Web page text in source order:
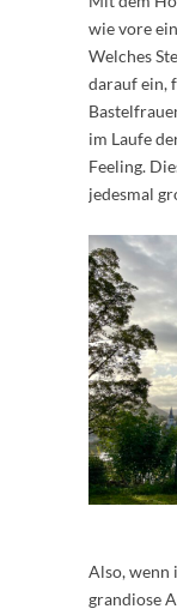
wie vore
Welches
darauf ein,
im Laufe
Feeling.
jedesmal
Also, wenn
grandiose